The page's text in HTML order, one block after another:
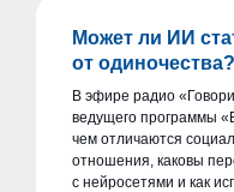
Может ли ИИ
от одиночества?
В эфире радио
ведущего программы
чем отличаются
отношения, каковы
с нейросетями и как